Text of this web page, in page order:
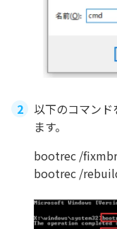
以下のコマン
ます。
bootrec /
bootrec /